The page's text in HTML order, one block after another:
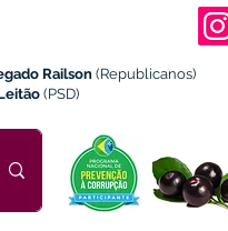
Railson (Republicanos)
(PSD)